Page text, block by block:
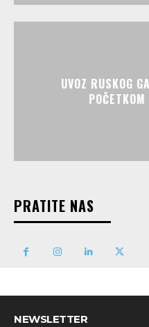
UVOZ RUSKOG
PRATITE NAS
NEWSLETTER